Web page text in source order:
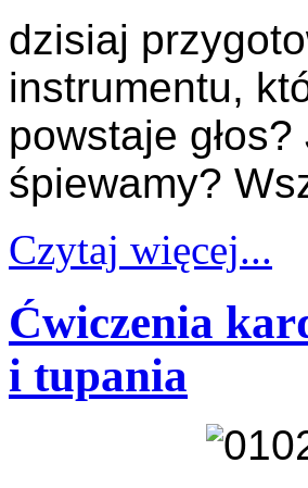
dzisiaj
instrumentu,
powstaje
śpiewamy?
Czytaj więcej...
Ćwiczenia
i tupania